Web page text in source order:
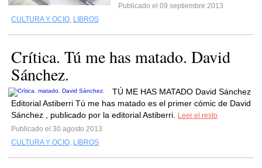
Publicado el 09 septiembre 2013
CULTURA Y OCIO, LIBROS
Crítica. Tú me has matado. David
Sánchez.
TÚ ME HAS MATADO David Sánchez
Editorial Astiberri Tú me has matado es el primer cómic de David
Sánchez , publicado por la editorial Astiberri.
Leer el resto
Publicado el 30 agosto 2013
CULTURA Y OCIO, LIBROS